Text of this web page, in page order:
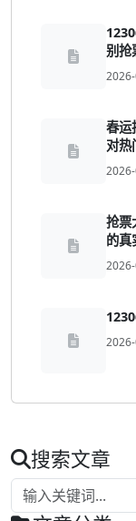
别抢
春运
对热
抢票
的真
搜索文章